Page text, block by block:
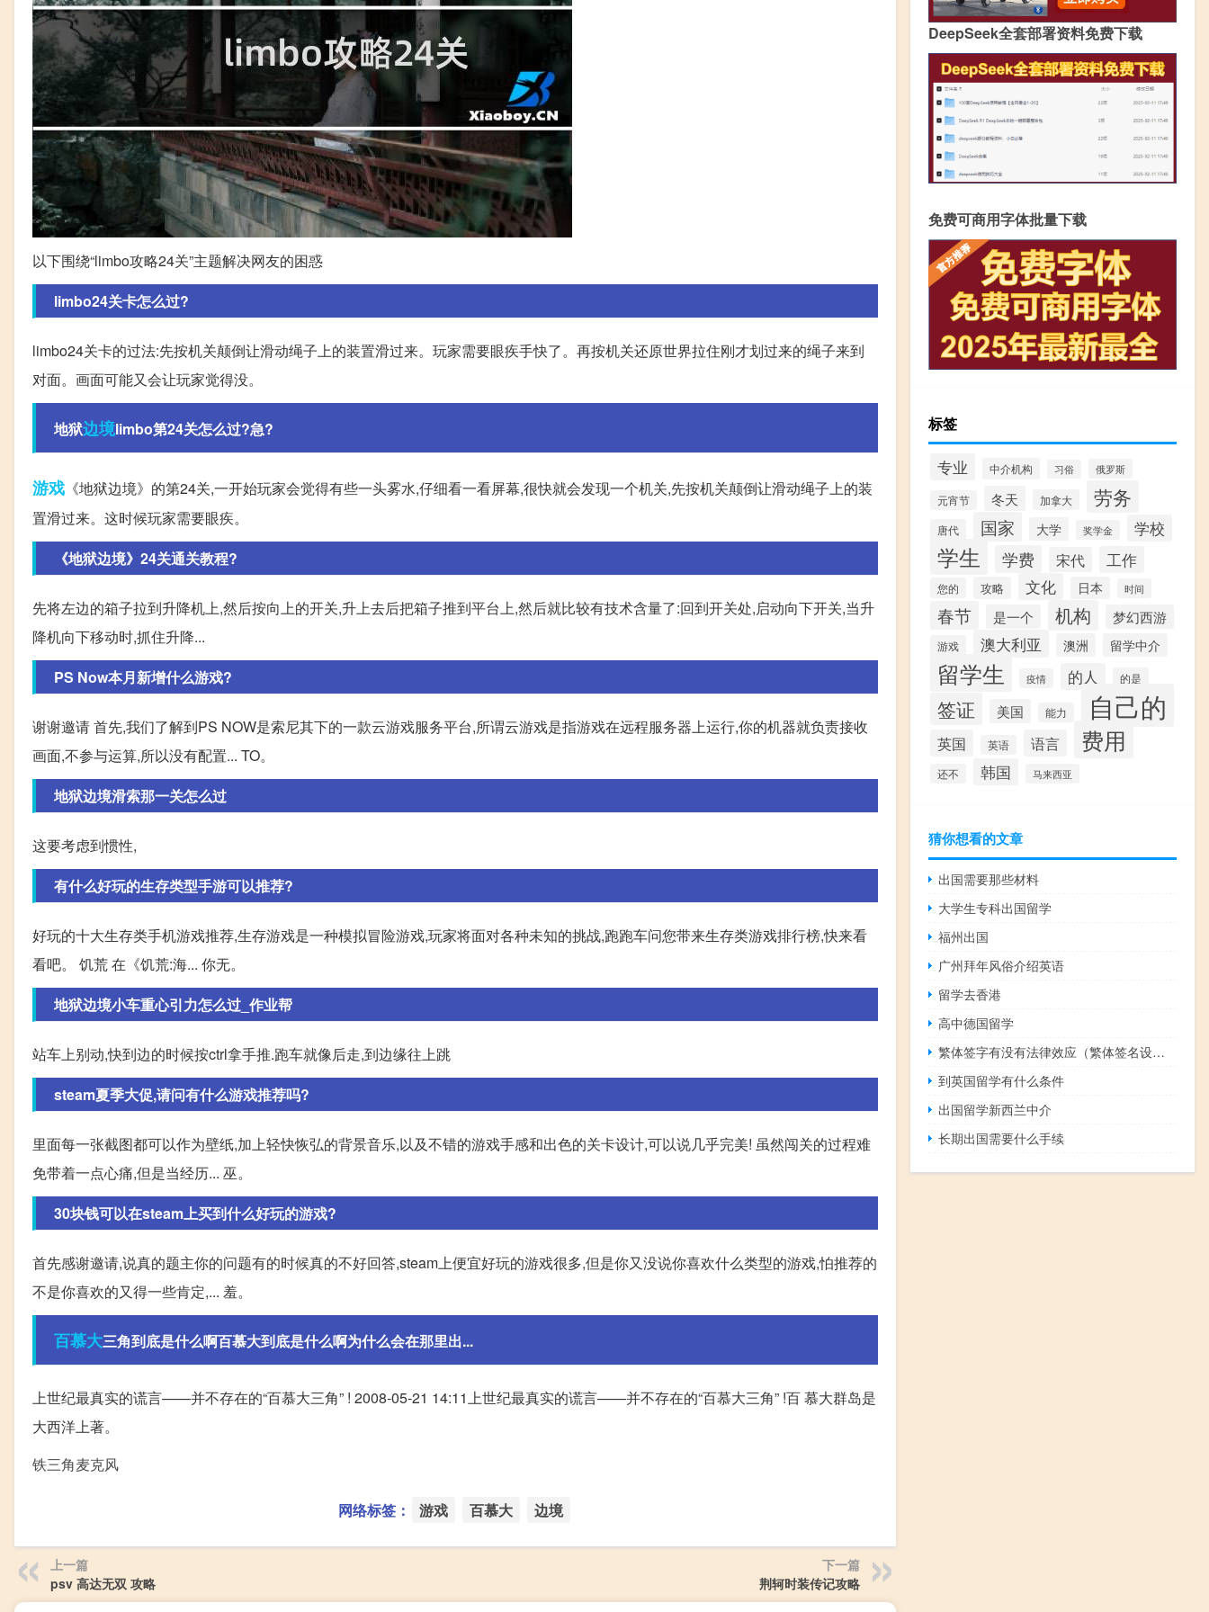
以下围绕“limbo攻略24关”主题解决网友的困惑
limbo24关卡怎么过?
limbo24关卡的过法:先按机关颠倒让滑动绳子上的装置滑过来。玩家需要眼疾手快了。再按机关还原世界拉住刚才划过来的绳子来到
对面。画面可能又会让玩家觉得没。
地狱边境limbo第24关怎么过?急?
游戏 《地狱边境》的第24关,一开始玩家会觉得有些一头雾水,仔细看一看屏幕,很快就会发现一个机关,先按机关颠倒让滑动绳子上的装
置滑过来。这时候玩家需要眼疾。
《地狱边境》24关通关教程?
先将左边的箱子拉到升降机上,然后按向上的开关,升上去后把箱子推到平台上,然后就比较有技术含量了:回到开关处,启动向下开关,当升
降机向下移动时,抓住升降...
PS Now本月新增什么游戏?
谢谢邀请 首先,我们了解到PS NOW是索尼其下的一款云游戏服务平台,所谓云游戏是指游戏在远程服务器上运行,你的机器就负责接收
画面,不参与运算,所以没有配置... TO。
地狱边境滑索那一关怎么过
这要考虑到惯性,
有什么好玩的生存类型手游可以推荐?
好玩的十大生存类手机游戏推荐,生存游戏是一种模拟冒险游戏,玩家将面对各种未知的挑战,跑跑车问您带来生存类游戏排行榜,快来看
看吧。 饥荒 在《饥荒:海... 你无。
地狱边境小车重心引力怎么过_作业帮
站车上别动,快到边的时候按ctrl拿手推.跑车就像后走,到边缘往上跳
steam夏季大促,请问有什么游戏推荐吗?
里面每一张截图都可以作为壁纸,加上轻快恢弘的背景音乐,以及不错的游戏手感和出色的关卡设计,可以说几乎完美! 虽然闯关的过程难
免带着一点心痛,但是当经历... 巫。
30块钱可以在steam上买到什么好玩的游戏?
首先感谢邀请,说真的题主你的问题有的时候真的不好回答,steam上便宜好玩的游戏很多,但是你又没说你喜欢什么类型的游戏,怕推荐的
不是你喜欢的又得一些肯定,... 羞。
百慕大三角到底是什么啊百慕大到底是什么啊为什么会在那里出...
上世纪最真实的谎言——并不存在的“百慕大三角” ! 2008-05-21 14:11上世纪最真实的谎言——并不存在的“百慕大三角” !百 慕大群岛是
大西洋上著。
铁三角麦克风
网络标签： 游戏 百慕大 边境
上一篇
psv 高达无双 攻略
下一篇
荆轲时装传记攻略
DeepSeek全套部署资料免费下载
免费可商用字体批量下载
标签
专业 中介机构 习俗 俄罗斯
元宵节 冬天 加拿大 劳务
唐代 国家 大学 奖学金 学校
学生 学费 宋代 工作
您的 攻略 文化 日本 时间
春节 是一个 机构 梦幻西游
游戏 澳大利亚 澳洲 留学中介
留学生 疫情 的人 的是
签证 美国 能力 自己的
英国 英语 语言 费用
还不 韩国 马来西亚
猜你想看的文章
出国需要那些材料
大学生专科出国留学
福州出国
广州拜年风俗介绍英语
留学去香港
高中德国留学
繁体签字有没有法律效应（繁体签名设计）
到英国留学有什么条件
出国留学新西兰中介
长期出国需要什么手续